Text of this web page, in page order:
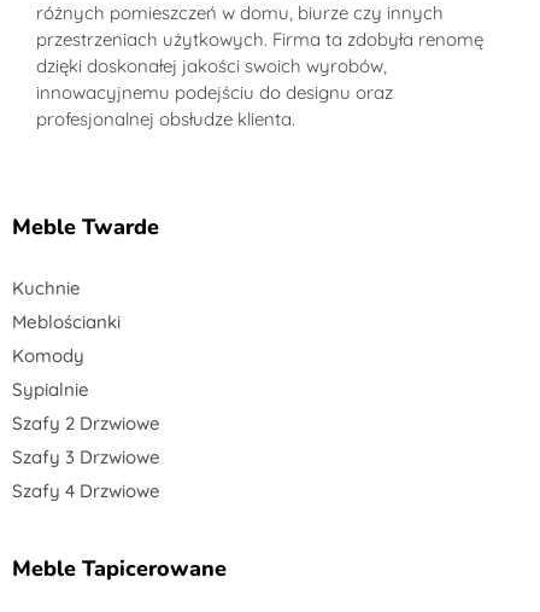
różnych pomieszczeń w domu, biurze czy innych
przestrzeniach użytkowych. Firma ta zdobyła renomę
dzięki doskonałej jakości swoich wyrobów,
innowacyjnemu podejściu do designu oraz
profesjonalnej obsłudze klienta.
Meble Twarde
Kuchnie
Meblościanki
Komody
Sypialnie
Szafy 2 Drzwiowe
Szafy 3 Drzwiowe
Szafy 4 Drzwiowe
Meble Tapicerowane